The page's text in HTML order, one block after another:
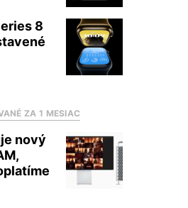
8
ZA 1 MESIAC
nový